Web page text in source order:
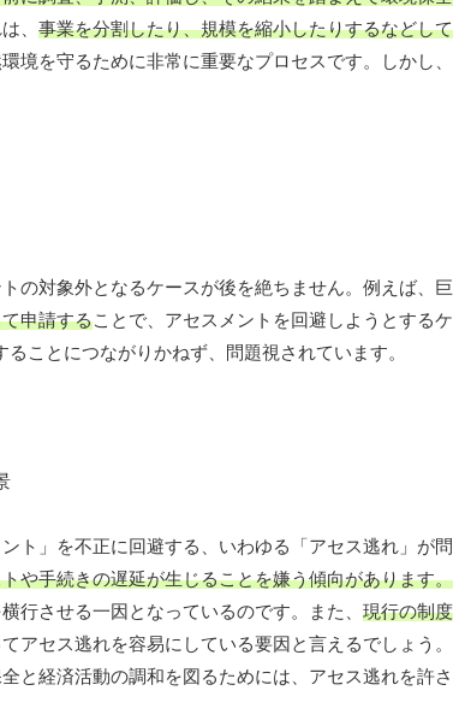
、 事業を分割したり、規模を縮小したりするなどし
境を守るために非常に重要なプロセスです。しかし
の対象外となるケースが後を絶ちません。例えば、
申請することで、アセスメントを回避しようとする
ことにつながりかねず、問題視されています。
ト」を不正に回避する、いわゆる「アセス逃れ」が
や手続きの遅延が生じることを嫌う傾向があります。
行させる一因となっているのです。また、 現行の制
アセス逃れを容易にしている要因と言えるでしょう
と経済活動の調和を図るためには、アセス逃れを許